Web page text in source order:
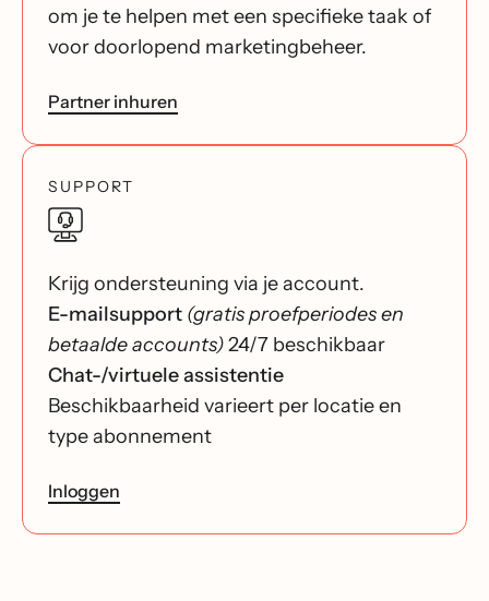
om je te helpen met een specifieke taak of
voor doorlopend marketingbeheer.
Partner inhuren
SUPPORT
Krijg ondersteuning via je account.
E-mailsupport (gratis proefperiodes en
betaalde accounts)24/7 beschikbaar
Chat-/virtuele assistentie
Beschikbaarheid varieert per locatie en
type abonnement
Inloggen